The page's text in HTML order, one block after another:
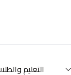
التعليم